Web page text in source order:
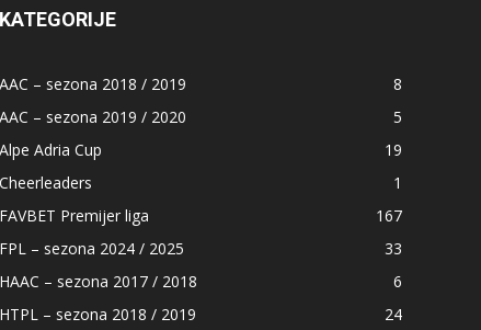
KATEGORIJE
AAC – sezona 2018 / 2019
8
AAC – sezona 2019 / 2020
5
Alpe Adria Cup
19
Cheerleaders
1
FAVBET Premijer liga
167
FPL – sezona 2024 / 2025
33
HAAC – sezona 2017 / 2018
6
HTPL – sezona 2018 / 2019
24